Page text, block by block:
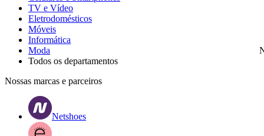
TV e Vídeo
Eletrodomésticos
Móveis
Informática
Moda
Todos os departamentos
Nossas marcas e parceiros
Netshoes